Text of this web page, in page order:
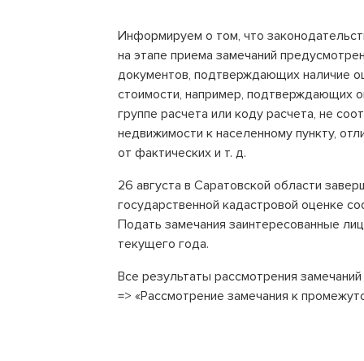
Информируем о том, что
на этапе приема замечаний
документов, подтверждающих наличие
стоимости, например, подтверждающих
группе расчета или коду расчета, не
недвижимости к населенному пункту,
от фактических и т. д.
26 августа в Саратовской области
государственной кадастровой оценке
Подать замечания заинтересованные
текущего года.
Все результаты рассмотрения
=> «Рассмотрение замечания к